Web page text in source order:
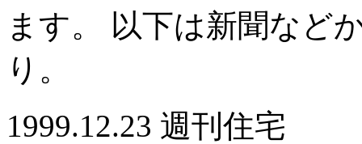
ます。 以下は新聞など
り。
1999.12.23 週刊住宅